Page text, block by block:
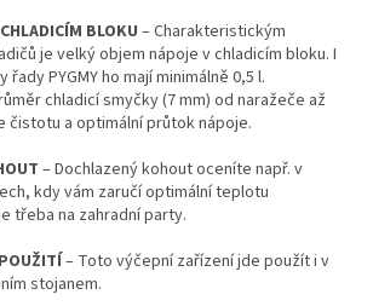
BLOKU – Charakteristickým
je velký objem nápoje v chladicím bloku. I
PYGMY ho mají minimálně 0,5 l.
chladicí smyčky (7 mm) od naražeče až
čistotu a optimální průtok nápoje.
– Dochlazený kohout oceníte např. v
kdy vám zaručí optimální teplotu
třeba na zahradní party.
– Toto výčepní zařízení jde použít i v
stojanem.